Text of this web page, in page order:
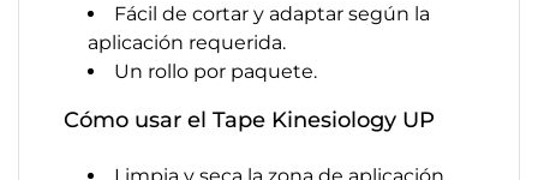
Fácil de cortar y adaptar según la
aplicación requerida.
Un rollo por paquete.
Cómo usar el Tape Kinesiology UP